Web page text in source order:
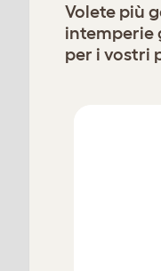
Volete più
intemperie
per i vostri